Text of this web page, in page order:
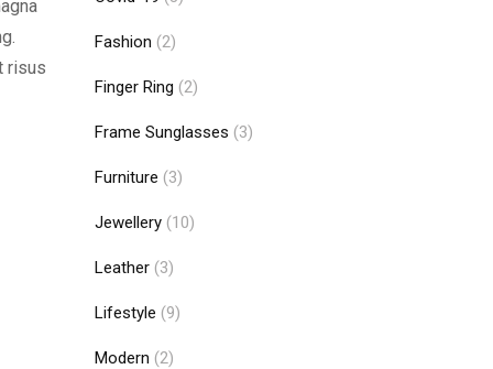
risus
Fashion (2)
Finger Ring (2)
Frame Sunglasses (3)
Furniture (3)
Jewellery (10)
Leather (3)
Lifestyle (9)
Modern (2)